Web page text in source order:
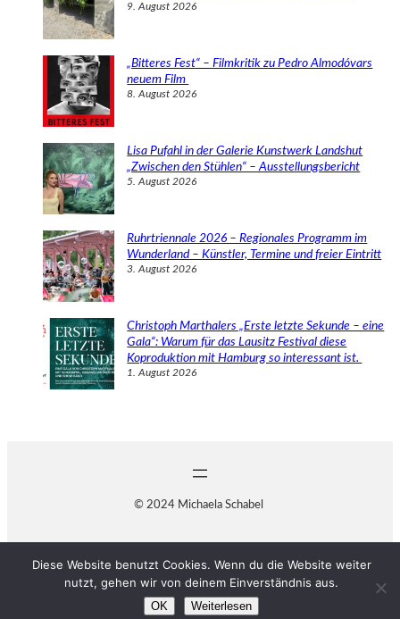
9. August 2026
„Bitteres Fest“ – Filmkritik zu Pedro Almodóvars
neuem Film
8. August 2026
Lisa Pufahl in der Galerie Kunstwerk Landshut
„Zwischen den Stühlen“ – Ausstellungsbericht
5. August 2026
Ruhrtriennale 2026 – Regionales Programm im
Wunderland – Künstler, Termine und freier Eintritt
3. August 2026
Christoph Marthalers „Erste letzte Sekunde – eine
Gala“: Warum für das Lausitz Festival diese
Koproduktion mit Hamburg so interessant ist.
1. August 2026
© 2024 Michaela Schabel
Diese Website benutzt Cookies. Wenn du die Website weiter
nutzt, gehen wir von deinem Einverständnis aus.
OK Weiterlesen